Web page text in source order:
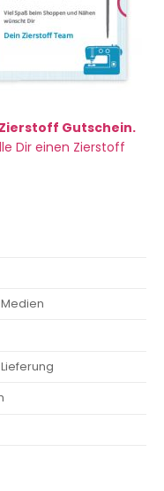
Gutschein.
Dir einen Zierstoff